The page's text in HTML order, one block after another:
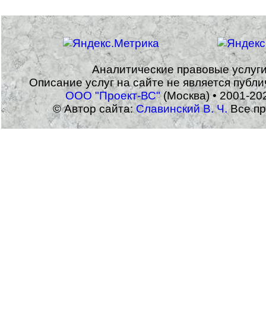
Аналитические правовые
Описание услуг на сайте не является
ООО "Проект-ВС"(Москва) • 2001-
© Автор сайта:Славинский В. Ч.Все